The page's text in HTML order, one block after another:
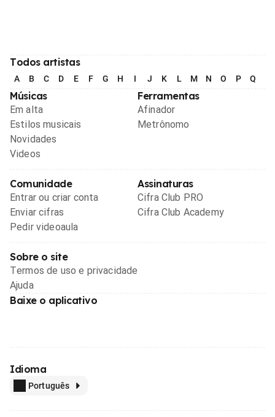
Todos artistas
A B C D E F G H I J K L M N O P Q
Músicas
Em alta
Estilos musicais
Novidades
Videos
Ferramentas
Afinador
Metrônomo
Comunidade
Entrar ou criar conta
Enviar cifras
Pedir videoaula
Assinaturas
Cifra Club PRO
Cifra Club Academy
Sobre o site
Termos de uso e privacidade
Ajuda
Baixe o aplicativo
Idioma
Português